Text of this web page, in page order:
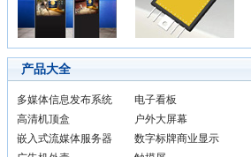
产品大全
多媒体信息发布系统 电子看板
高清机顶盒
户外大屏幕
嵌入式流媒体服务器
数字标牌商业显示